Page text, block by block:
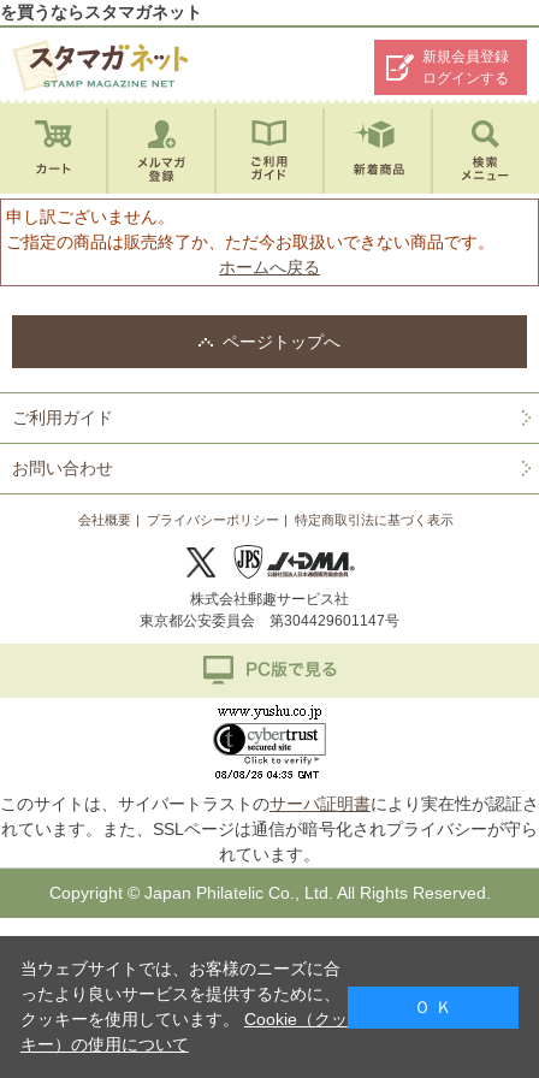
を買うならスタマガネット
新規会員登録
ログインする
申し訳ございません。
ご指定の商品は販売終了か、ただ今お取扱いできない商品です。
ホームへ戻る
ページトップへ
ご利用ガイド
お問い合わせ
会社概要 プライバシーポリシー 特定商取引法に基づく表示
株式会社郵趣サービス社
東京都公安委員会 第304429601147号
このサイトは、サイバートラストのサーバ証明書により実在性が認証さ
れています。また、SSLページは通信が暗号化されプライバシーが守ら
れています。
Copyright © Japan Philatelic Co., Ltd. All Rights Reserved.
当ウェブサイトでは、お客様のニーズに合
ったより良いサービスを提供するために、
クッキーを使用しています。 Cookie（クッ
キー）の使用について
Ｏ Ｋ